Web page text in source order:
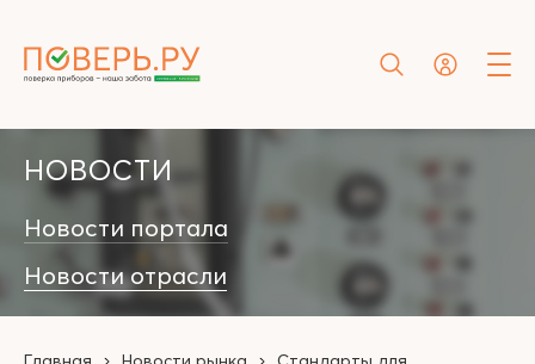
НОВОСТИ
Новости портала
Новости отрасли